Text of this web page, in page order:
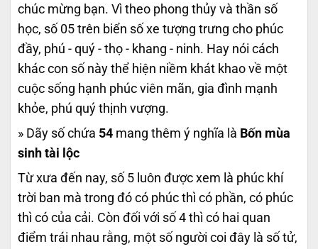
chúc mừng bạn. Vì theo phong thủy và thần số
học, số 05 trên biển số xe tượng trưng cho phúc
đầy, phú - quý - thọ - khang - ninh. Hay nói cách
khác con số này thể hiện niềm khát khao về một
cuộc sống hạnh phúc viên mãn, gia đình mạnh
khỏe, phú quý thịnh vượng.
» Dãy số chứa 54 mang thêm ý nghĩa là Bốn mùa
sinh tài lộc
Từ xưa đến nay, số 5 luôn được xem là phúc khí
trời ban mà trong đó có phúc thì có phần, có phúc
thì có của cải. Còn đối với số 4 thì có hai quan
điểm trái nhau rằng, một số người coi đây là số tử,